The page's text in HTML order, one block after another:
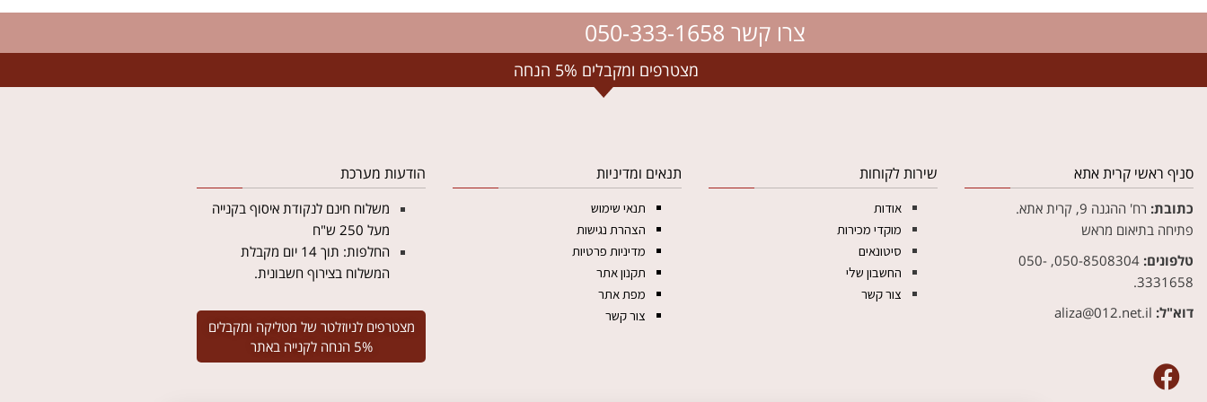
צרו קשר 050-333-1658
מצטרפים ומקבלים 5% הנחה
סניף ראשי קרית אתא
כתובת: רח' ההגנה 9, קרית אתא.
פתיחה בתיאום מראש
טלפונים:
050-8508304, 050-
3331658.
דוא"ל:
שירות לקוחות
אודות
מוקדי מכירות
סיטונאים
החשבון שלי
צור קשר
תנאים ומדיניות
תנאי שימוש
הצהרת נגישות
מדיניות פרטיות
תקנון אתר
מפת אתר
צור קשר
הודעות מערכת
משלוח חינם לנקודת איסוף בקנייה
מעל 250 ש"ח
החלפות: תוך 14 יום מקבלת
המשלוח בצירוף חשבונית.
מצטרפים לניוזלטר של מטליקה ומקבלים
5% הנחה לקנייה באתר